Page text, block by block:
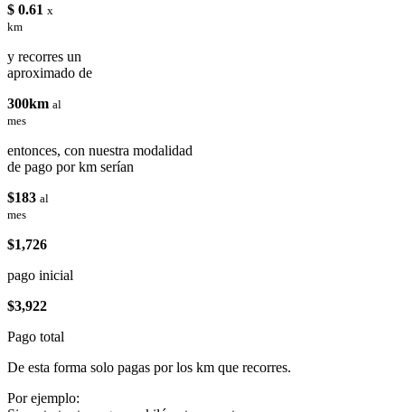
$ 0.61 x
km
y recorres un
aproximado de
300km al
mes
entonces, con nuestra modalidad
de pago por km serían
$183 al
mes
$1,726
pago inicial
$3,922
Pago total
De esta forma solo pagas por los km que recorres.
Por ejemplo: